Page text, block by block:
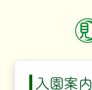
入園案内